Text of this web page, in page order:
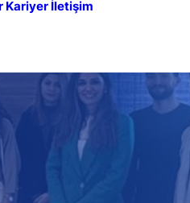
Kariyer İletişim